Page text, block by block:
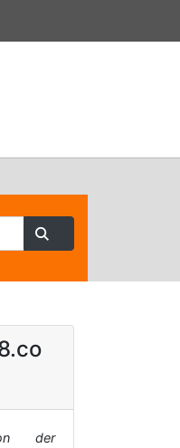
der